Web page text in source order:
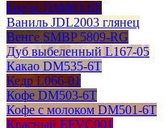
Бордо DM403-6T
Ваниль JDL2003 глянец
Венге SMBP 5809-RG
Дуб выбеленный L167-05
Какао DM535-6T
Кедр L066-01
Кофе DM503-6T
Кофе с молоком DM501-6T
Красный EFVC001